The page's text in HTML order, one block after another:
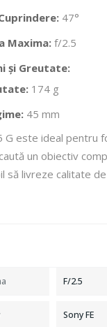
47°
Maxima: f/2.5
și Greutate:
174 g
45 mm
G este ideal pentru
un obiectiv
să livreze calitate
F/2.5
Sony FE